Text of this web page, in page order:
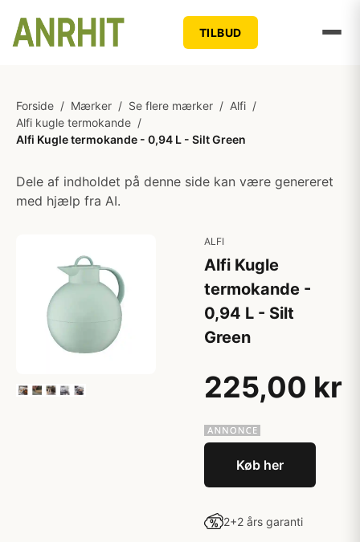
TILBUD
Forside / Mærker / Se flere mærker / Alfi /
Alfi kugle termokande /
Alfi Kugle termokande - 0,94 L - Silt Green
Dele af indholdet på denne side kan være genereret
med hjælp fra AI.
ALFI
Alfi Kugle
termokande -
0,94 L - Silt
Green
225,00 kr
Køb her
2+2 års garanti